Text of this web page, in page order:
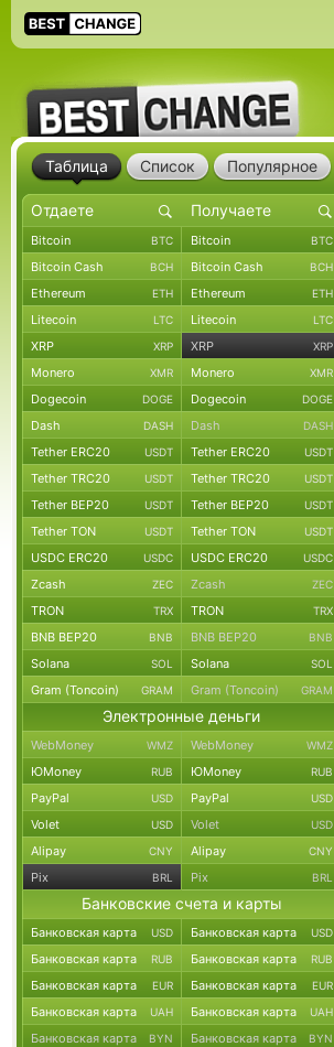
Таблица Список Популярное
Bitcoin BTC Bitcoin BTC
Bitcoin Cash BCH Bitcoin Cash BCH
Ethereum ETH Ethereum ETH
Litecoin LTC Litecoin LTC
XRP XRP XRP XRP
Monero XMR Monero XMR
Dogecoin DOGE Dogecoin DOGE
Dash DASH Dash DASH
Tether ERC20 USDT Tether ERC20 USDT
Tether TRC20 USDT Tether TRC20 USDT
Tether BEP20 USDT Tether BEP20 USDT
Tether TON USDT Tether TON USDT
USDC ERC20 USDC USDC ERC20 USDC
Zcash ZEC Zcash ZEC
TRON TRX TRON TRX
BNB BEP20 BNB BNB BEP20 BNB
Solana SOL Solana SOL
Gram (Toncoin) GRAM Gram (Toncoin) GRAM
Электронные деньги
WebMoney WMZ WebMoney WMZ
ЮMoney RUB ЮMoney RUB
PayPal USD PayPal USD
Volet USD Volet USD
Alipay CNY Alipay CNY
Pix BRL Pix BRL
Банковские счета и карты
Банковская карта USD Банковская карта USD
Банковская карта RUB Банковская карта RUB
Банковская карта EUR Банковская карта EUR
Банковская карта UAH Банковская карта UAH
Банковская карта BYN Банковская карта BYN